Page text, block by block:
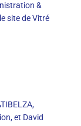
&
site de Vitré
et David